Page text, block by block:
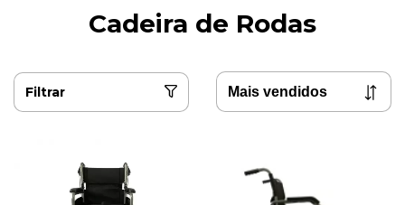
Cadeira de Rodas
Filtrar